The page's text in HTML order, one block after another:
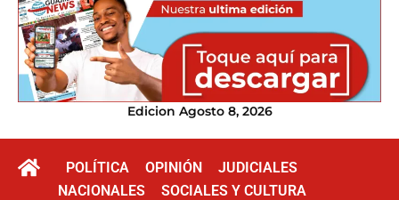
Edicion Agosto 8, 2026
POLÍTICA OPINIÓN
JUDICIALES
NACIONALES
SOCIALES Y CULTURA